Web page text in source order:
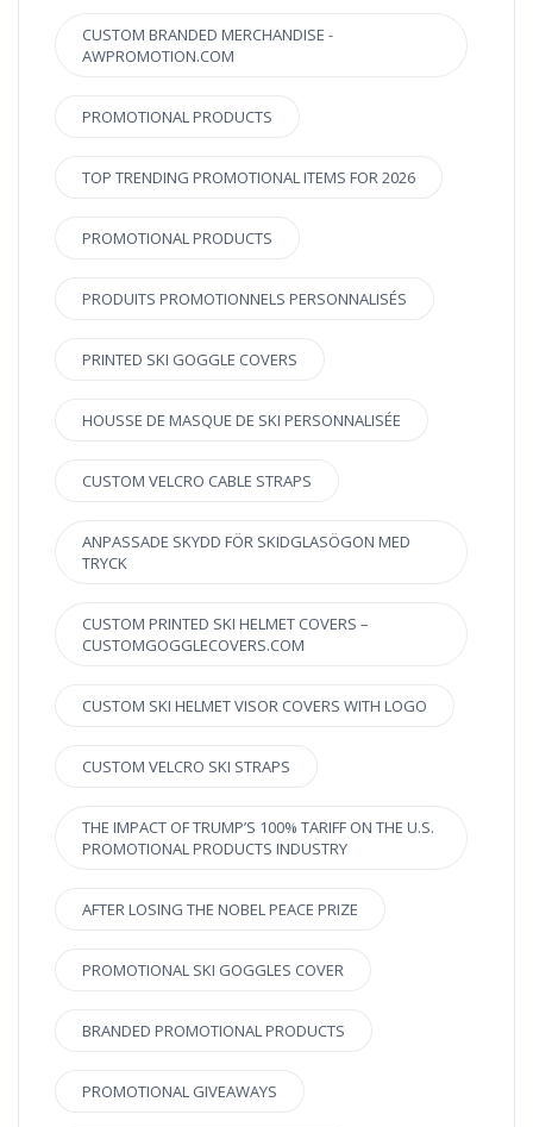
CUSTOM BRANDED MERCHANDISE -
AWPROMOTION.COM
PROMOTIONAL PRODUCTS
TOP TRENDING PROMOTIONAL ITEMS FOR 2026
PROMOTIONAL PRODUCTS
PRODUITS PROMOTIONNELS PERSONNALISÉS
PRINTED SKI GOGGLE COVERS
HOUSSE DE MASQUE DE SKI PERSONNALISÉE
CUSTOM VELCRO CABLE STRAPS
ANPASSADE SKYDD FÖR SKIDGLASÖGON MED
TRYCK
CUSTOM PRINTED SKI HELMET COVERS –
CUSTOMGOGGLECOVERS.COM
CUSTOM SKI HELMET VISOR COVERS WITH LOGO
CUSTOM VELCRO SKI STRAPS
THE IMPACT OF TRUMP’S 100% TARIFF ON THE U.S.
PROMOTIONAL PRODUCTS INDUSTRY
AFTER LOSING THE NOBEL PEACE PRIZE
PROMOTIONAL SKI GOGGLES COVER
BRANDED PROMOTIONAL PRODUCTS
PROMOTIONAL GIVEAWAYS